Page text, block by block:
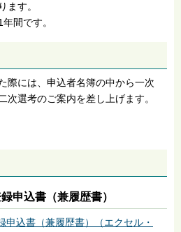
ます。
間です。
際には、申込者名簿の中から一次
次選考のご案内を差し上げます。
申込書（兼履歴書）
申込書（兼履歴書）（エクセル・